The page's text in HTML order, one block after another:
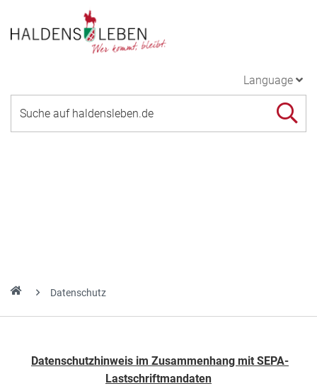
Language
Datenschutz
Datenschutzhinweis im Zusammenhang mit SEPA-
Lastschriftmandaten